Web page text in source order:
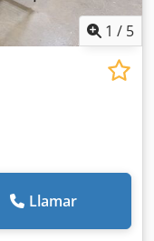
1 / 5
Llamar